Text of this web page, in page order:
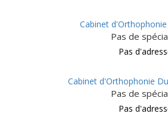
Cabinet
Pas de
Pas
Cabinet d'Orthophonie
Pas de
Pas